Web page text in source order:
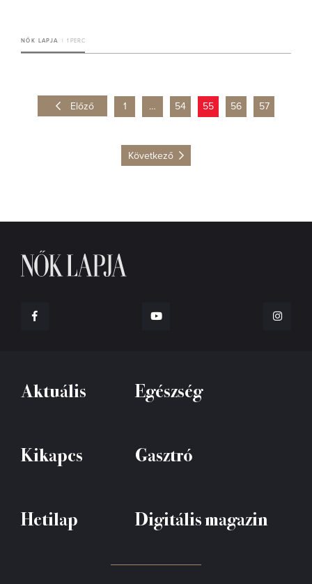
NŐK LAPJA 1 PERC
Előző 1 … 54 55 56 57
Következő
Aktuális Egészség
Kikapcs Gasztró
Hetilap Digitális magazin